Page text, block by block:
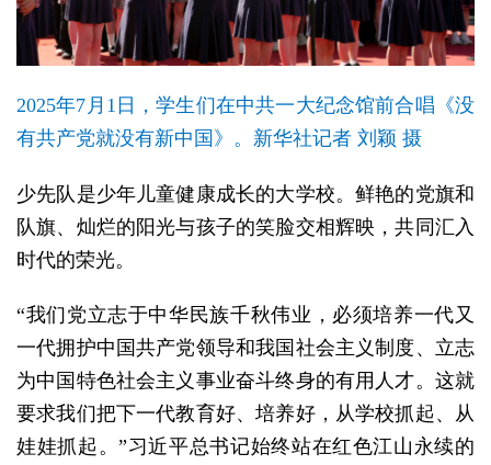
2025年7月1日，学生们在中共一大纪念馆前合唱《没
有共产党就没有新中国》。新华社记者 刘颖 摄
少先队是少年儿童健康成长的大学校。鲜艳的党旗和
队旗、灿烂的阳光与孩子的笑脸交相辉映，共同汇入
时代的荣光。
“我们党立志于中华民族千秋伟业，必须培养一代又
一代拥护中国共产党领导和我国社会主义制度、立志
为中国特色社会主义事业奋斗终身的有用人才。这就
要求我们把下一代教育好、培养好，从学校抓起、从
娃娃抓起。”习近平总书记始终站在红色江山永续的